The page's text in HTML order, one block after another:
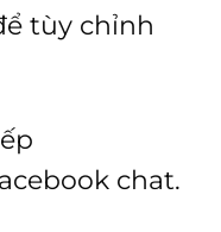
tùy chỉnh
chat.